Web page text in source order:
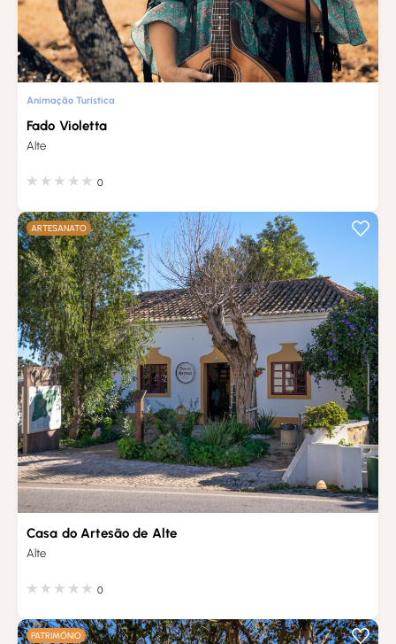
Animação Turística
Fado Violetta
Alte
0
ARTESANATO
Casa do Artesão de Alte
Alte
0
PATRIMÓNIO